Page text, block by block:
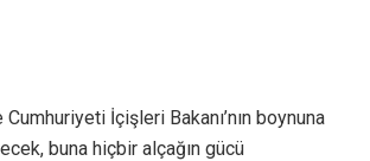
İçişleri Bakanı’nın boynuna
buna hiçbir alçağın gücü